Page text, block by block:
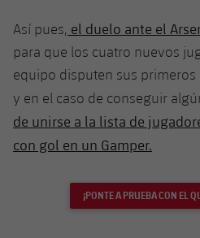
Estadi Johan Cruyff
Barça Cafe
Ciutat Esportiva
plusicon
más
Servicios
Servicios Médicos
plusicon
más
Acreditaciones
SUB10 B
SUB9 A
SUB9 B
SUB8 B
Fotos
Historia
Palmarés
Infantil A
Infantil B
Mini
Entradas
Resultados
Clasificaciones
Jugadores
Fotos
Calendario
Resultados
Clasificaciones
Jugadores
Fotos
Actualidad
Juvenil
Cadete A
Infantil A
PLUSICON
MÁS
Primer equipo
Actualidad
Entradas
Barça Atlètic
Calendario
plusicon
más
Así pues, el duelo ante el
para que los cuatro nuevos
equipo disputen sus
y en el caso de conseguir
de unirse a la lista de
con gol en un Gamper.
¡PONTE A PRUEBA CON EL